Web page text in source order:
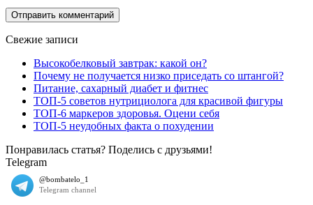
Свежие записи
Высокобелковый завтрак: какой он?
Почему не получается низко приседать со штангой?
Питание, сахарный диабет и фитнес
ТОП-5 советов нутрициолога для красивой фигуры
ТОП-6 маркеров здоровья. Оцени себя
ТОП-5 неудобных факта о похудении
Понравилась статья? Поделись с друзьями!
Telegram